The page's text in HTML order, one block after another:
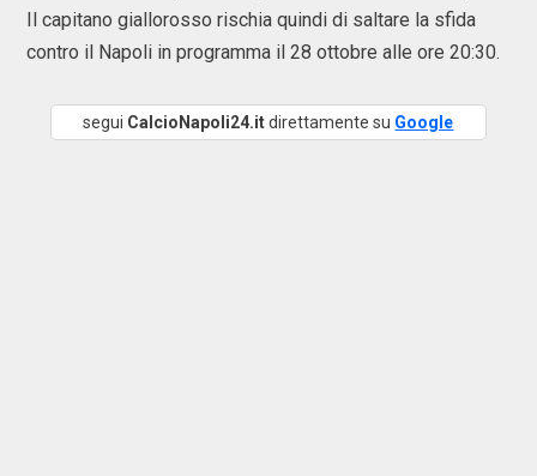
Il capitano giallorosso rischia quindi di saltare la sfida
contro il Napoli in programma il 28 ottobre alle ore 20:30.
segui CalcioNapoli24.itdirettamente su Google